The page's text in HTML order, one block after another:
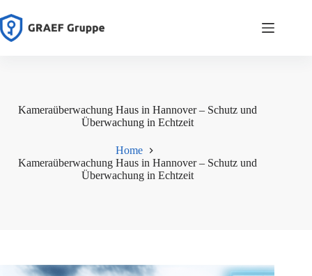
Inhalt
springen
Kameraüberwachung Haus in Hannover – Schutz und
Überwachung in Echtzeit
Home
Kameraüberwachung Haus in Hannover – Schutz und
Überwachung in Echtzeit